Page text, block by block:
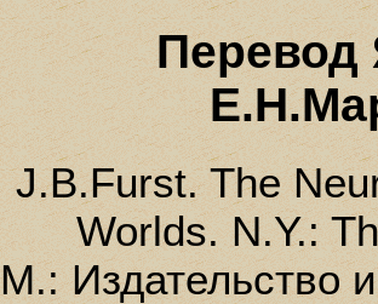
Перевод
J.В.Furst. The
Worlds. N.Y.:
М.: Издательство